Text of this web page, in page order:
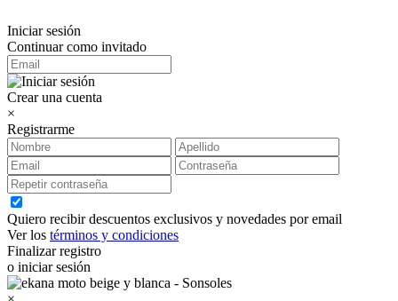
Iniciar sesión
Continuar como invitado
Crear una cuenta
×
Registrarme
Quiero recibir descuentos exclusivos y novedades por email
Ver los términos y condiciones
Finalizar registro
o iniciar sesión